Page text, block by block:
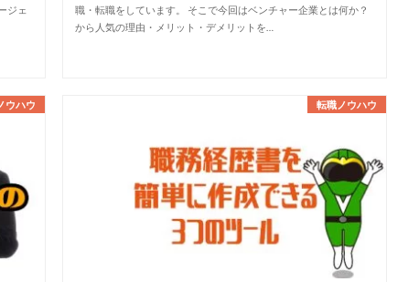
ジェ
職・転職をしています。 そこで今回はベンチャー企業とは何か？
から人気の理由・メリット・デメリットを…
ウハウ 転職ノウハウ